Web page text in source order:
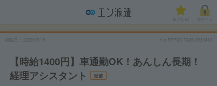
気になる!
2026/07/16 No.PTPSKITA26-0533410
【時給1400円】車通勤OK！あんしん長期！
経理アシスタント
派遣